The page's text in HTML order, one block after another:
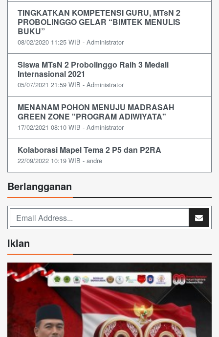
TINGKATKAN KOMPETENSI GURU, MTsN 2
PROBOLINGGO GELAR “BIMTEK MENULIS
BUKU”
08/02/2020 11:25 WIB - Administrator
Siswa MTsN 2 Probolinggo Raih 3 Medali
Internasional 2021
05/07/2021 21:59 WIB - Administrator
MENANAM POHON MENUJU MADRASAH
GREEN ZONE "PROGRAM ADIWIYATA"
17/02/2021 08:10 WIB - Administrator
Kolaborasi Mapel Tema 2 P5 dan P2RA
22/09/2022 10:19 WIB - andre
Berlangganan
Iklan